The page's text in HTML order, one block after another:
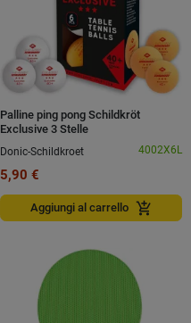
Palline ping pong Schildkröt
Exclusive 3 Stelle
Donic-Schildkroet
4002X6L
5,90 €
Aggiungi al carrello add_shopping_cart